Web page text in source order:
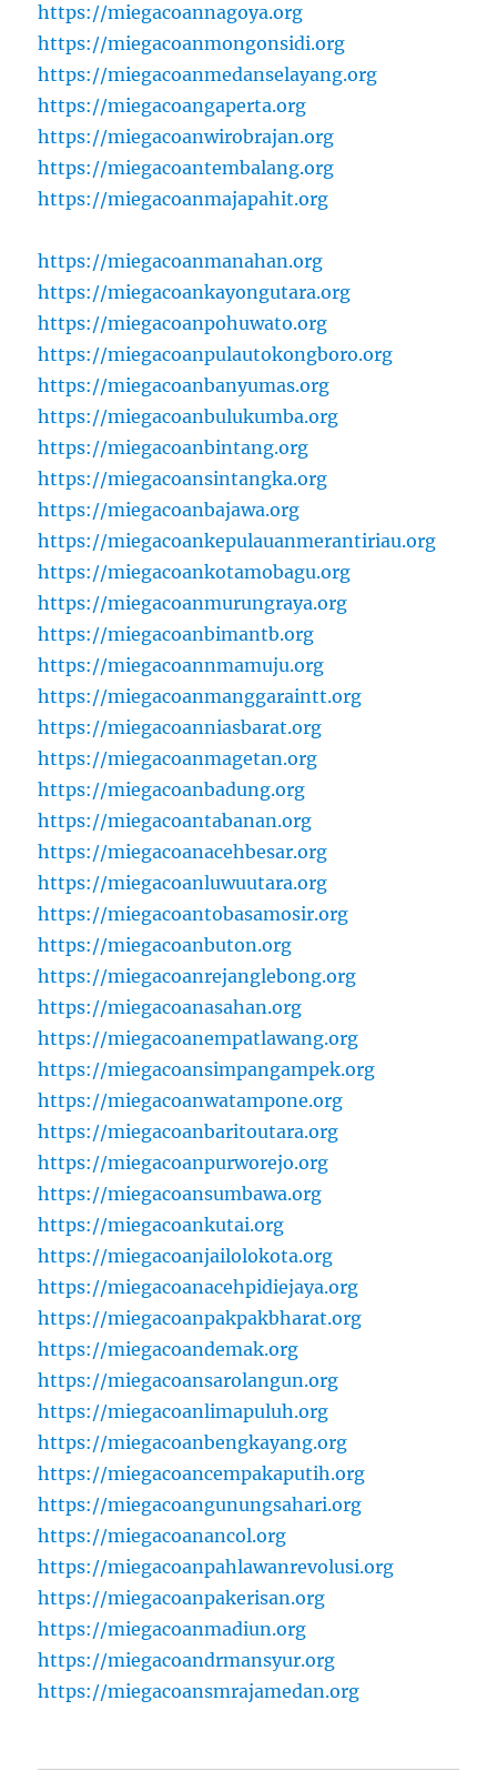
https://miegacoannagoya.org
https://miegacoanmongonsidi.org
https://miegacoanmedanselayang.org
https://miegacoangaperta.org
https://miegacoanwirobrajan.org
https://miegacoantembalang.org
https://miegacoanmajapahit.org
https://miegacoanmanahan.org
https://miegacoankayongutara.org
https://miegacoanpohuwato.org
https://miegacoanpulautokongboro.org
https://miegacoanbanyumas.org
https://miegacoanbulukumba.org
https://miegacoanbintang.org
https://miegacoansintangka.org
https://miegacoanbajawa.org
https://miegacoankepulauanmerantiriau.org
https://miegacoankotamobagu.org
https://miegacoanmurungraya.org
https://miegacoanbimantb.org
https://miegacoannmamuju.org
https://miegacoanmanggaraintt.org
https://miegacoanniasbarat.org
https://miegacoanmagetan.org
https://miegacoanbadung.org
https://miegacoantabanan.org
https://miegacoanacehbesar.org
https://miegacoanluwuutara.org
https://miegacoantobasamosir.org
https://miegacoanbuton.org
https://miegacoanrejanglebong.org
https://miegacoanasahan.org
https://miegacoanempatlawang.org
https://miegacoansimpangampek.org
https://miegacoanwatampone.org
https://miegacoanbaritoutara.org
https://miegacoanpurworejo.org
https://miegacoansumbawa.org
https://miegacoankutai.org
https://miegacoanjailolokota.org
https://miegacoanacehpidiejaya.org
https://miegacoanpakpakbharat.org
https://miegacoandemak.org
https://miegacoansarolangun.org
https://miegacoanlimapuluh.org
https://miegacoanbengkayang.org
https://miegacoancempakaputih.org
https://miegacoangunungsahari.org
https://miegacoanancol.org
https://miegacoanpahlawanrevolusi.org
https://miegacoanpakerisan.org
https://miegacoanmadiun.org
https://miegacoandrmansyur.org
https://miegacoansmrajamedan.org